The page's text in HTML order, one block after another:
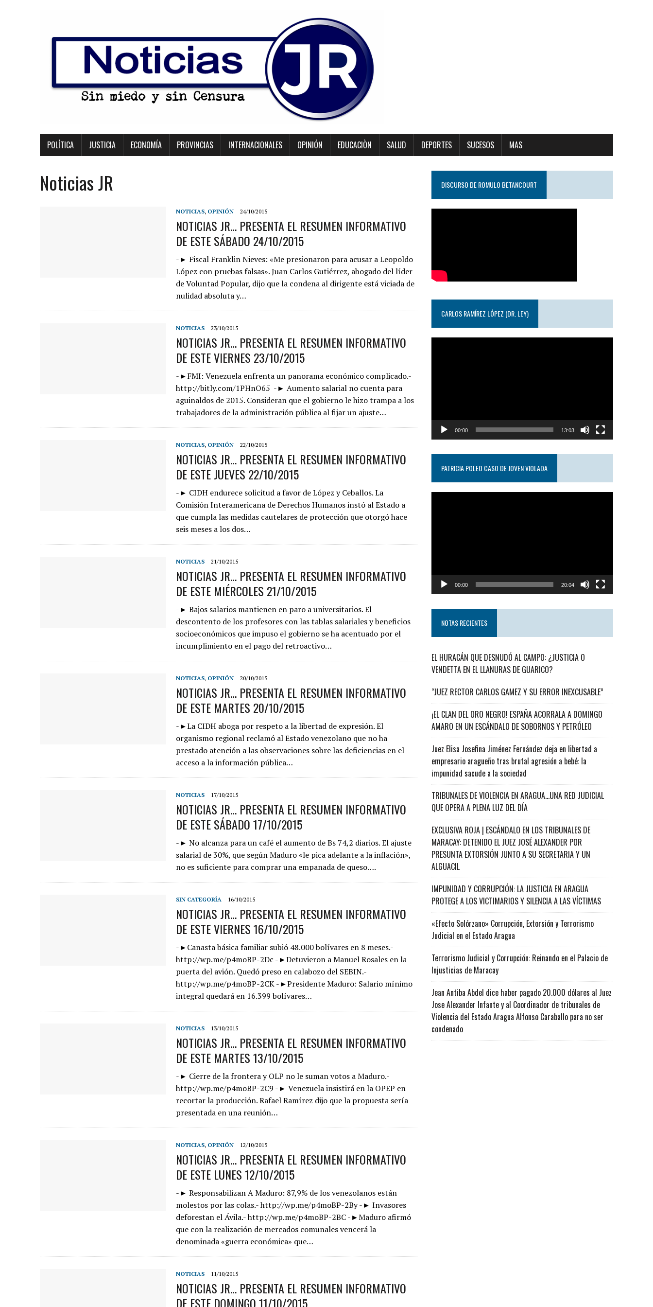
POLÍTICA JUSTICIA ECONOMÍA PROVINCIAS INTERNACIONALES OPINIÓN EDUCACIÒN SALUD DEPORTES SUCESOS MAS
Noticias JR
NOTICIAS, OPINIÓN 24/10/2015
NOTICIAS JR… PRESENTA EL RESUMEN INFORMATIVO
DE ESTE SÁBADO 24/10/2015
-► Fiscal Franklin Nieves: «Me presionaron para acusar a Leopoldo
López con pruebas falsas». Juan Carlos Gutiérrez, abogado del líder
de Voluntad Popular, dijo que la condena al dirigente está viciada de
nulidad absoluta y…
NOTICIAS 23/10/2015
NOTICIAS JR… PRESENTA EL RESUMEN INFORMATIVO
DE ESTE VIERNES 23/10/2015
-►FMI: Venezuela enfrenta un panorama económico complicado.-
http://bitly.com/1PHnO65 -► Aumento salarial no cuenta para
aguinaldos de 2015. Consideran que el gobierno le hizo trampa a los
trabajadores de la administración pública al fijar un ajuste…
NOTICIAS, OPINIÓN 22/10/2015
NOTICIAS JR… PRESENTA EL RESUMEN INFORMATIVO
DE ESTE JUEVES 22/10/2015
-► CIDH endurece solicitud a favor de López y Ceballos. La
Comisión Interamericana de Derechos Humanos instó al Estado a
que cumpla las medidas cautelares de protección que otorgó hace
seis meses a los dos…
NOTICIAS 21/10/2015
NOTICIAS JR… PRESENTA EL RESUMEN INFORMATIVO
DE ESTE ­­­­MIÉRCOLES 21/10/2015
-► ­­­­­­Bajos salarios mantienen en paro a universitarios. El
descontento de los profesores con las tablas salariales y beneficios
socioeconómicos que impuso el gobierno se ha acentuado por el
incumplimiento en el pago del retroactivo…
NOTICIAS, OPINIÓN 20/10/2015
NOTICIAS JR… PRESENTA EL RESUMEN INFORMATIVO
DE ESTE MARTES 20/10/2015
-►La CIDH aboga por respeto a la libertad de expresión. El
organismo regional reclamó al Estado venezolano que no ha
prestado atención a las observaciones sobre las deficiencias en el
acceso a la información pública…
NOTICIAS 17/10/2015
NOTICIAS JR… PRESENTA EL RESUMEN INFORMATIVO
DE ESTE SÁBADO 17/10/2015
-► No alcanza para un café el aumento de Bs 74,2 diarios. El ajuste
salarial de 30%, que según Maduro «le pica adelante a la inflación»,
no es suficiente para comprar una empanada de queso….
SIN CATEGORÍA 16/10/2015
NOTICIAS JR… PRESENTA EL RESUMEN INFORMATIVO ​
DE ESTE VIERNES 16/10/2015
-►Canasta básica familiar subió 48.000 bolívares en 8 meses.-
http://wp.me/p4moBP-2Dc -►Detuvieron a Manuel Rosales en la
puerta del avión. Quedó preso en calabozo del SEBIN.-
http://wp.me/p4moBP-2CK -►Presidente Maduro: Salario mínimo
integral quedará en 16.399 bolívares…
NOTICIAS 13/10/2015
NOTICIAS JR… PRESENTA EL RESUMEN INFORMATIVO
DE ESTE MARTES 13/10/2015
-► Cierre de la frontera y OLP no le suman votos a Maduro.-
http://wp.me/p4moBP-2C9 -► Venezuela insistirá en la OPEP en
recortar la producción. Rafael Ramírez dijo que la propuesta sería
presentada en una reunión…
NOTICIAS, OPINIÓN 12/10/2015
NOTICIAS JR… PRESENTA EL RESUMEN INFORMATIVO
DE ESTE LUNES 12/10/2015
-► Responsabilizan A Maduro: 87,9% de los venezolanos están
molestos por las colas.- http://wp.me/p4moBP-2By -► Invasores
deforestan el Ávila.- http://wp.me/p4moBP-2BC -►Maduro afirmó
que con la realización de mercados comunales vencerá la
denominada «guerra económica» que…
NOTICIAS 11/10/2015
NOTICIAS JR… PRESENTA EL RESUMEN INFORMATIVO
DE ESTE ​DOMINGO 11/10/2015
DISCURSO DE ROMULO BETANCOURT
CARLOS RAMÍREZ LÓPEZ (DR. LEY)
00:00 13:03
PATRICIA POLEO CASO DE JOVEN VIOLADA
00:00 20:04
NOTAS RECIENTES
EL HURACÁN QUE DESNUDÓ AL CAMPO: ¿JUSTICIA O
VENDETTA EN EL LLANURAS DE GUARICO?
“JUEZ RECTOR CARLOS GAMEZ Y SU ERROR INEXCUSABLE”
¡EL CLAN DEL ORO NEGRO! ESPAÑA ACORRALA A DOMINGO
AMARO EN UN ESCÁNDALO DE SOBORNOS Y PETRÓLEO
Juez Elisa Josefina Jiménez Fernández deja en libertad a
empresario aragueño tras brutal agresión a bebé: la
impunidad sacude a la sociedad
TRIBUNALES DE VIOLENCIA EN ARAGUA…UNA RED JUDICIAL
QUE OPERA A PLENA LUZ DEL DÍA
EXCLUSIVA ROJA | ESCÁNDALO EN LOS TRIBUNALES DE
MARACAY: DETENIDO EL JUEZ JOSÉ ALEXANDER POR
PRESUNTA EXTORSIÓN JUNTO A SU SECRETARIA Y UN
ALGUACIL
IMPUNIDAD Y CORRUPCIÓN: LA JUSTICIA EN ARAGUA
PROTEGE A LOS VICTIMARIOS Y SILENCIA A LAS VÍCTIMAS
«Efecto Solórzano» Corrupción, Extorsión y Terrorismo
Judicial en el Estado Aragua
Terrorismo Judicial y Corrupción: Reinando en el Palacio de
Injusticias de Maracay
Jean Antiba Abdel dice haber pagado 20.000 dólares al Juez
Jose Alexander Infante y al Coordinador de tribunales de
Violencia del Estado Aragua Alfonso Caraballo para no ser
condenado